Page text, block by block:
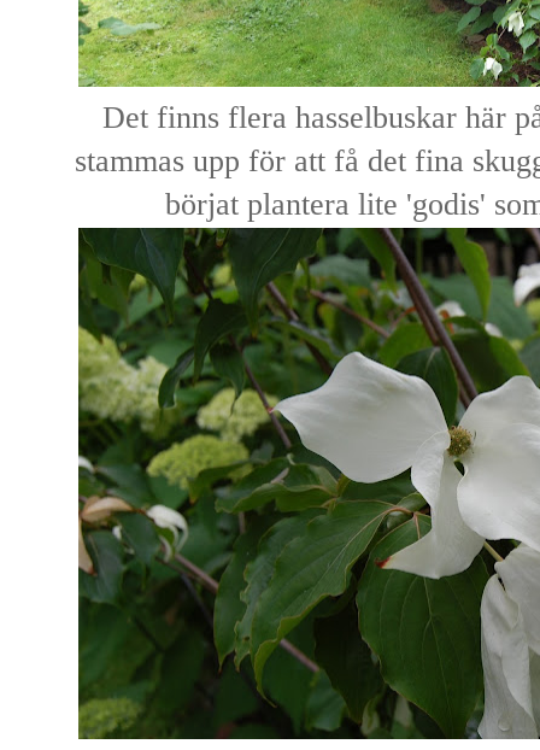
Det finns flera hasselbuskar här
stammas upp för att få det fina
börjat plantera lite 'godis'